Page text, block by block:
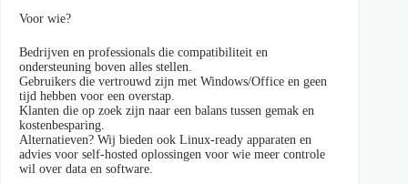
Voor wie?
Bedrijven en professionals die compatibiliteit en
ondersteuning boven alles stellen.
Gebruikers die vertrouwd zijn met Windows/Office en geen
tijd hebben voor een overstap.
Klanten die op zoek zijn naar een balans tussen gemak en
kostenbesparing.
Alternatieven? Wij bieden ook Linux-ready apparaten en
advies voor self-hosted oplossingen voor wie meer controle
wil over data en software.